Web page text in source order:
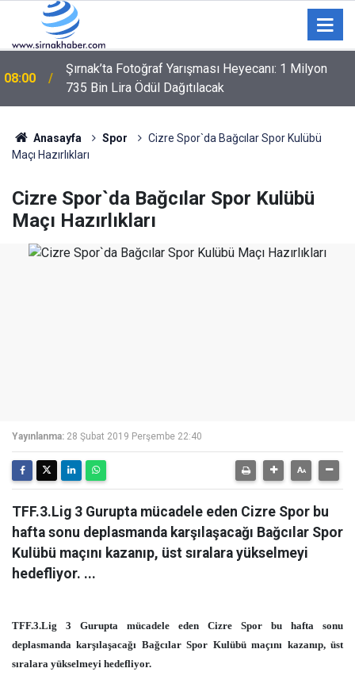
03:05
Şırnak’ta TEKNOFEST Standında Dikkat Çeken
Konu: Avcı Çekirgeler
Anasayfa Spor
Cizre Spor`da Bağcılar Spor Kulübü
Maçı Hazırlıkları
Cizre Spor`da Bağcılar Spor Kulübü
Maçı Hazırlıkları
Yayınlanma: 28 Şubat 2019 Perşembe 22:40
TFF.3.Lig 3 Gurupta mücadele eden Cizre Spor bu
hafta sonu deplasmanda karşılaşacağı Bağcılar Spor
Kulübü maçını kazanıp, üst sıralara yükselmeyi
hedefliyor. ...
TFF.3.Lig 3 Gurupta mücadele eden Cizre Spor bu hafta sonu
deplasmanda karşılaşacağı Bağcılar Spor Kulübü maçını kazanıp, üst
sıralara yükselmeyi hedefliyor.